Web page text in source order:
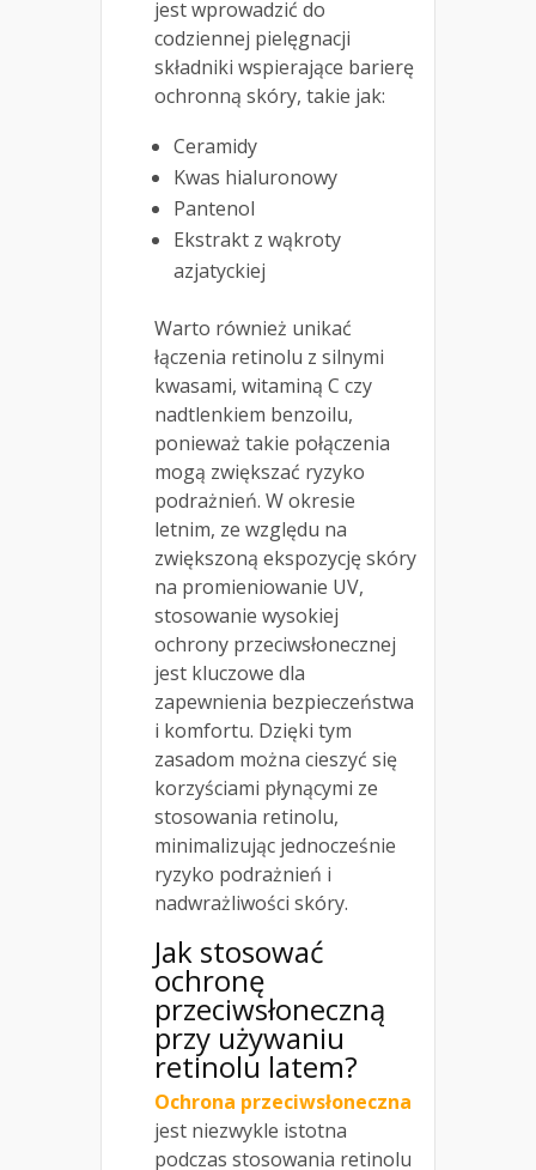
jest wprowadzić do
codziennej pielęgnacji
składniki wspierające barierę
ochronną skóry, takie jak:
Ceramidy
Kwas hialuronowy
Pantenol
Ekstrakt z wąkroty
azjatyckiej
Warto również unikać
łączenia retinolu z silnymi
kwasami, witaminą C czy
nadtlenkiem benzoilu,
ponieważ takie połączenia
mogą zwiększać ryzyko
podrażnień. W okresie
letnim, ze względu na
zwiększoną ekspozycję skóry
na promieniowanie UV,
stosowanie wysokiej
ochrony przeciwsłonecznej
jest kluczowe dla
zapewnienia bezpieczeństwa
i komfortu. Dzięki tym
zasadom można cieszyć się
korzyściami płynącymi ze
stosowania retinolu,
minimalizując jednocześnie
ryzyko podrażnień i
nadwrażliwości skóry.
Jak stosować
ochronę
przeciwsłoneczną
przy używaniu
retinolu latem?
Ochrona przeciwsłoneczna
jest niezwykle istotna
podczas stosowania retinolu